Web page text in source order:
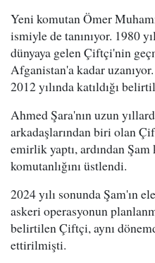
Yeni komutan Ömer
ismiyle de tanınıyor. 1980
dünyaya gelen Çiftçi'nin
Afganistan'a kadar
2012 yılında katıldığı
Ahmed Şara'nın uzun
arkadaşlarından biri olan
emirlik yaptı, ardından
komutanlığını üstlendi.
2024 yılı sonunda Şam'ın
askeri operasyonun
belirtilen Çiftçi, aynı
ettirilmişti.